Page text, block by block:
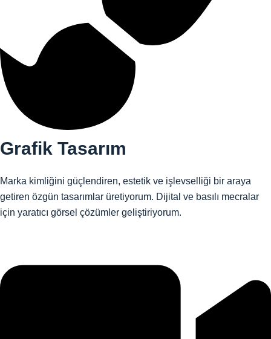
Grafik Tasarım
Marka kimliğini güçlendiren, estetik ve işlevselliği bir araya
getiren özgün tasarımlar üretiyorum. Dijital ve basılı mecralar
için yaratıcı görsel çözümler geliştiriyorum.